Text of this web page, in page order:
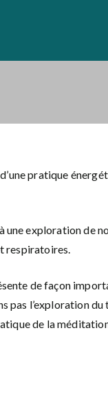
pratique
exploration de
respiratoires.
de façon
l’exploration
de la